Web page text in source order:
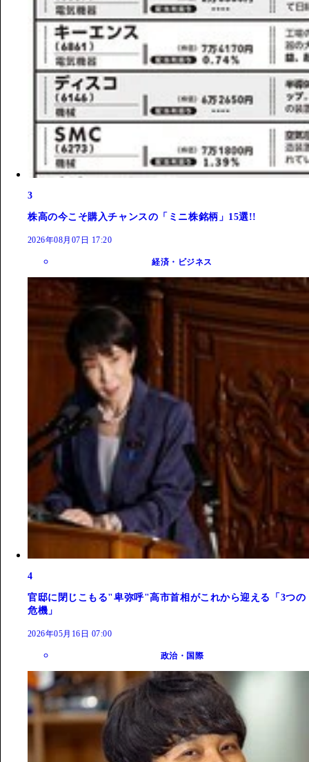
3
株高の今こそ購入チャンスの「ミニ株銘柄」15選!!
2026年08月07日 17:20
経済・ビジネス
4
官邸に閉じこもる"卑弥呼"高市首相がこれから迎える「3つの
危機」
2026年05月16日 07:00
政治・国際